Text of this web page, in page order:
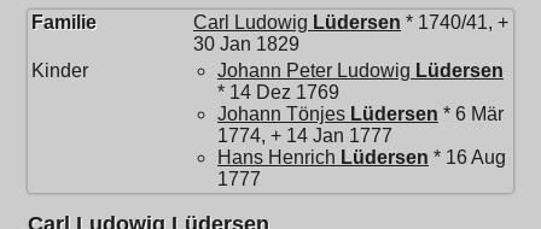
Familie Carl Ludowig Lüdersen * 1740/41, +
30 Jan 1829
Kinder
Johann Peter Ludowig Lüdersen
* 14 Dez 1769
Johann Tönjes Lüdersen * 6 Mär
1774, + 14 Jan 1777
Hans Henrich Lüdersen * 16 Aug
1777
Carl Ludowig Lüdersen